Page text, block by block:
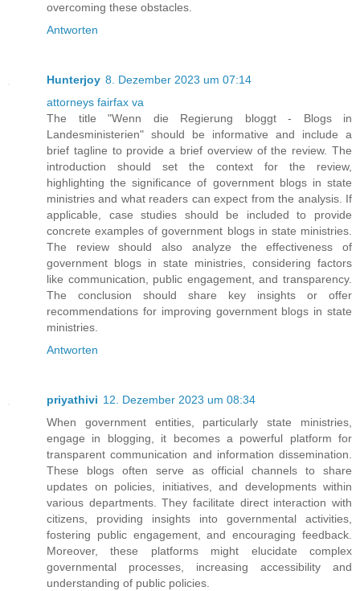
overcoming these obstacles.
Antworten
Hunterjoy 8. Dezember 2023 um 07:14
attorneys fairfax va
The title "Wenn die Regierung bloggt - Blogs in
Landesministerien" should be informative and include a
brief tagline to provide a brief overview of the review. The
introduction should set the context for the review,
highlighting the significance of government blogs in state
ministries and what readers can expect from the analysis. If
applicable, case studies should be included to provide
concrete examples of government blogs in state ministries.
The review should also analyze the effectiveness of
government blogs in state ministries, considering factors
like communication, public engagement, and transparency.
The conclusion should share key insights or offer
recommendations for improving government blogs in state
ministries.
Antworten
priyathivi 12. Dezember 2023 um 08:34
When government entities, particularly state ministries,
engage in blogging, it becomes a powerful platform for
transparent communication and information dissemination.
These blogs often serve as official channels to share
updates on policies, initiatives, and developments within
various departments. They facilitate direct interaction with
citizens, providing insights into governmental activities,
fostering public engagement, and encouraging feedback.
Moreover, these platforms might elucidate complex
governmental processes, increasing accessibility and
understanding of public policies.